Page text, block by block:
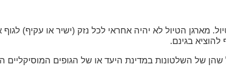
הטיול לא יהיה אחראי לכל נזק (ישיר או עקיף)
בגינם.
של השלטונות במדינת היעד או של הגופים המוסיקליים